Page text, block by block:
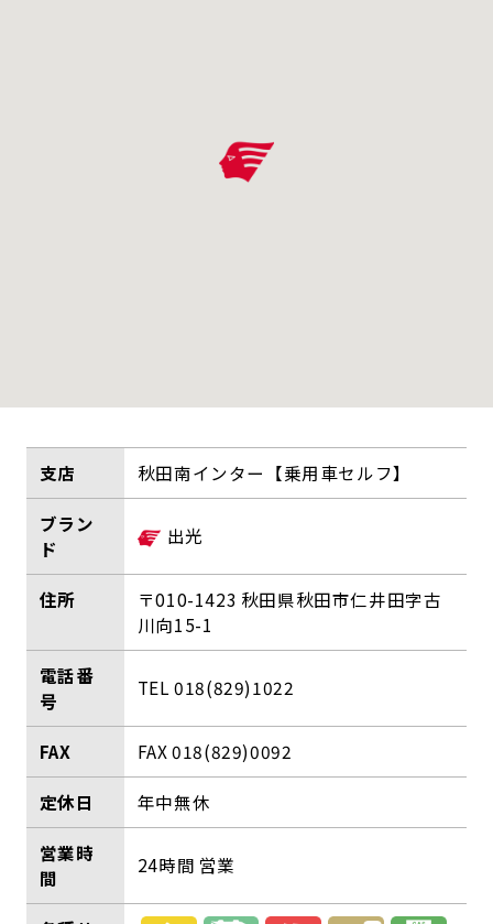
支店 秋田南インター【乗用車セルフ】
ブラン
ド
住所
〒010-1423 秋田県秋田市仁井田字古
川向15-1
電話番
号
TEL 018(829)1022
FAX FAX 018(829)0092
定休日 年中無休
営業時
間
24時間 営業